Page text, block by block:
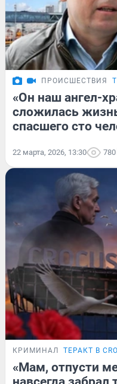
ПРОИСШЕСТВИЯ
«Он наш ангел-
сложилась
спасшего сто
22 марта, 2026, 13:30 780
КРИМИНАЛ ТЕРАКТ В
«Мам, отпусти